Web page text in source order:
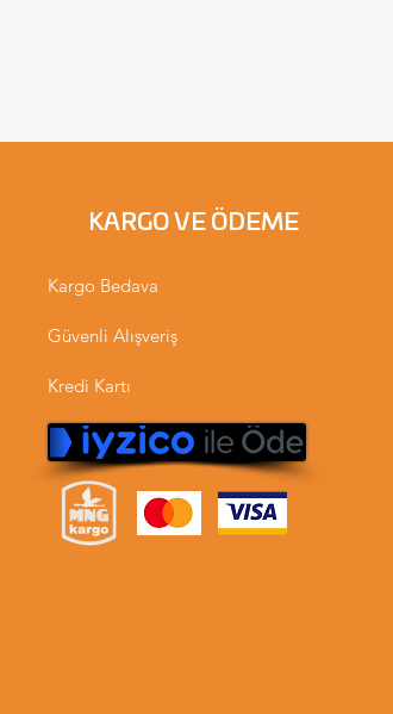
KARGO VE ÖDEME
Kargo Bedava
Güvenli Alışveriş
Kredi Kartı